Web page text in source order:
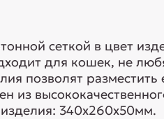
сеткой в цвет
для кошек, не
позволят
из
340х260х50мм.